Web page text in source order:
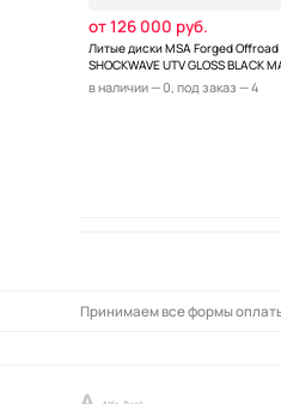
Литые диски MSA Forged Offroad
SHOCKWAVE UTV GLOSS BLACK
в наличии — 0, под заказ — 4
от 126 000 руб.
Принимаем все формы